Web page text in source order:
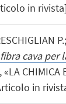
in rivista]
fibra cava per
, «LA CHIMICA
in